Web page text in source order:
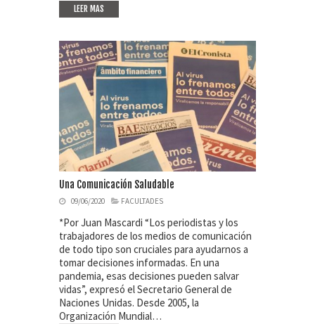
LEER MAS
Una Comunicación Saludable
09/06/2020 FACULTADES
*Por Juan Mascardi “Los periodistas y los
trabajadores de los medios de comunicación
de todo tipo son cruciales para ayudarnos a
tomar decisiones informadas. En una
pandemia, esas decisiones pueden salvar
vidas”, expresó el Secretario General de
Naciones Unidas. Desde 2005, la
Organización Mundial…